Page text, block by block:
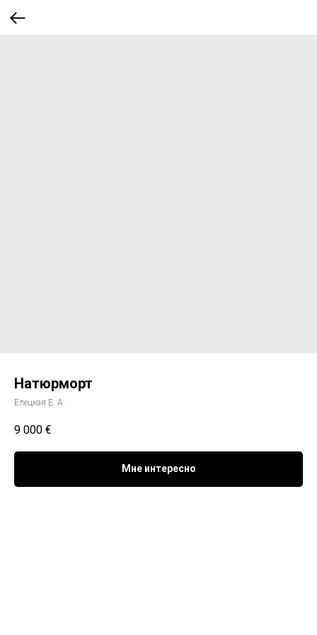
Натюрморт
Елецкая Е. А.
9 000 €
Мне интересно